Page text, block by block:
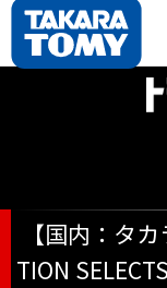
【国内：タ
TION